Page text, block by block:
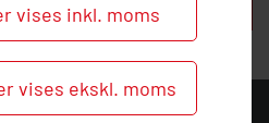
vises inkl. moms
vises ekskl. moms